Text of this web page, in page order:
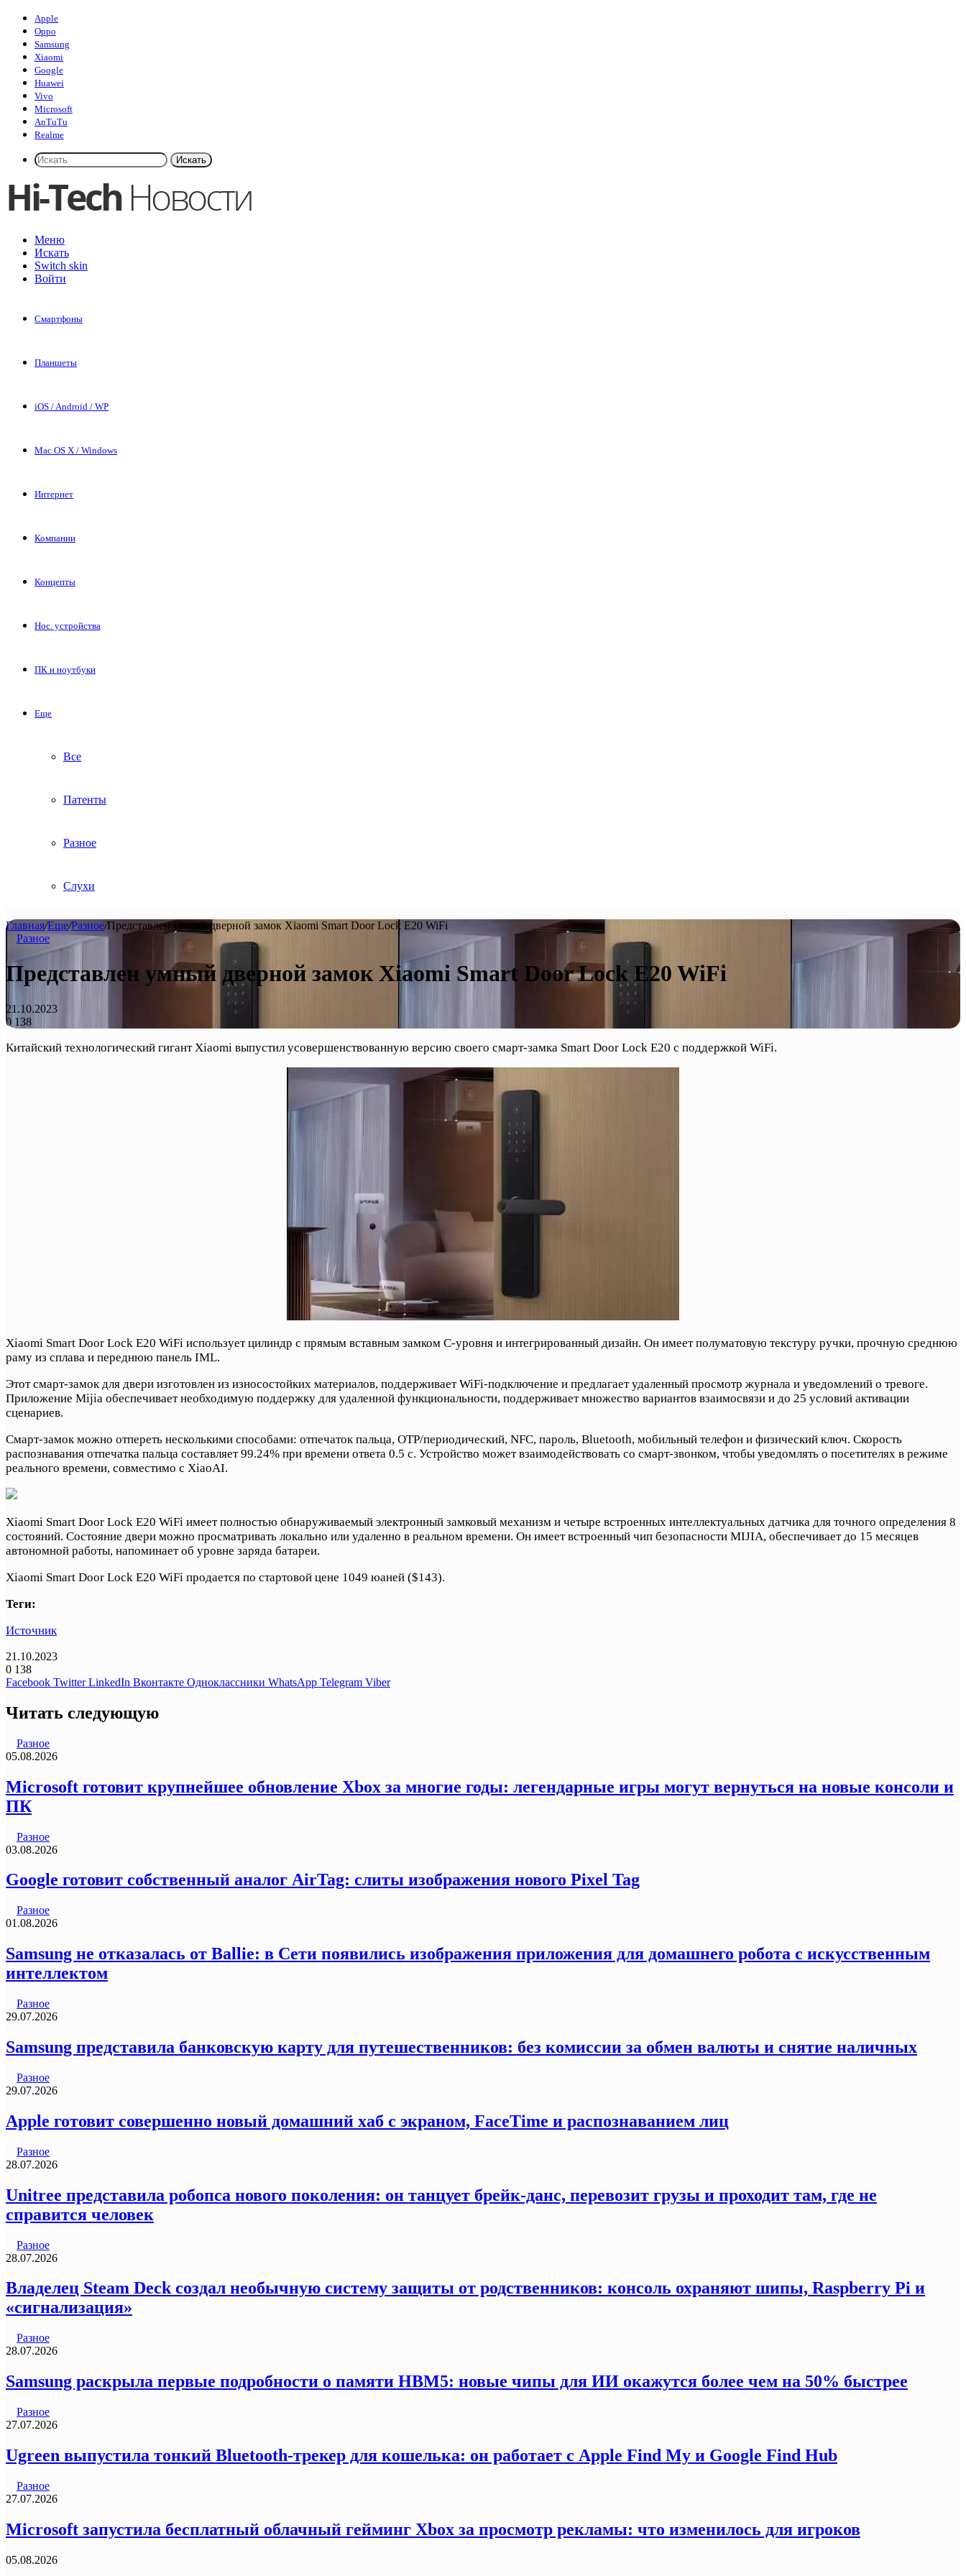
Apple
Oppo
Samsung
Xiaomi
Google
Huawei
Vivo
Microsoft
AnTuTu
Realme
Искать
Меню
Искать
Switch skin
Войти
Смартфоны
Планшеты
iOS / Android / WP
Mac OS X / Windows
Интернет
Компании
Концепты
Нос. устройства
ПК и ноутбуки
Еще
Все
Патенты
Разное
Слухи
Главная/Еще/Разное/Представлен умный дверной замок Xiaomi Smart Door Lock E20 WiFi
Разное
Представлен умный дверной замок Xiaomi Smart Door Lock E20 WiFi
21.10.2023
0 138
Китайский технологический гигант Xiaomi выпустил усовершенствованную версию своего смарт-замка Smart Door Lock E20 с поддержкой WiFi.
Xiaomi Smart Door Lock E20 WiFi использует цилиндр с прямым вставным замком C-уровня и интегрированный дизайн. Он имеет полуматовую текстуру ручки, прочную среднюю
раму из сплава и переднюю панель IML.
Этот смарт-замок для двери изготовлен из износостойких материалов, поддерживает WiFi-подключение и предлагает удаленный просмотр журнала и уведомлений о тревоге.
Приложение Mijia обеспечивает необходимую поддержку для удаленной функциональности, поддерживает множество вариантов взаимосвязи и до 25 условий активации
сценариев.
Смарт-замок можно отпереть несколькими способами: отпечаток пальца, OTP/периодический, NFC, пароль, Bluetooth, мобильный телефон и физический ключ. Скорость
распознавания отпечатка пальца составляет 99.24% при времени ответа 0.5 с. Устройство может взаимодействовать со смарт-звонком, чтобы уведомлять о посетителях в режиме
реального времени, совместимо с XiaoAI.
Xiaomi Smart Door Lock E20 WiFi имеет полностью обнаруживаемый электронный замковый механизм и четыре встроенных интеллектуальных датчика для точного определения 8
состояний. Состояние двери можно просматривать локально или удаленно в реальном времени. Он имеет встроенный чип безопасности MIJIA, обеспечивает до 15 месяцев
автономной работы, напоминает об уровне заряда батареи.
Xiaomi Smart Door Lock E20 WiFi продается по стартовой цене 1049 юаней ($143).
Теги:
Источник
21.10.2023
0 138
Facebook Twitter LinkedIn Вконтакте Одноклассники WhatsApp Telegram Viber
Читать следующую
Разное
05.08.2026
Microsoft готовит крупнейшее обновление Xbox за многие годы: легендарные игры могут вернуться на новые консоли и
ПК
Разное
03.08.2026
Google готовит собственный аналог AirTag: слиты изображения нового Pixel Tag
Разное
01.08.2026
Samsung не отказалась от Ballie: в Сети появились изображения приложения для домашнего робота с искусственным
интеллектом
Разное
29.07.2026
Samsung представила банковскую карту для путешественников: без комиссии за обмен валюты и снятие наличных
Разное
29.07.2026
Apple готовит совершенно новый домашний хаб с экраном, FaceTime и распознаванием лиц
Разное
28.07.2026
Unitree представила робопса нового поколения: он танцует брейк-данс, перевозит грузы и проходит там, где не
справится человек
Разное
28.07.2026
Владелец Steam Deck создал необычную систему защиты от родственников: консоль охраняют шипы, Raspberry Pi и
«сигнализация»
Разное
28.07.2026
Samsung раскрыла первые подробности о памяти HBM5: новые чипы для ИИ окажутся более чем на 50% быстрее
Разное
27.07.2026
Ugreen выпустила тонкий Bluetooth-трекер для кошелька: он работает с Apple Find My и Google Find Hub
Разное
27.07.2026
Microsoft запустила бесплатный облачный гейминг Xbox за просмотр рекламы: что изменилось для игроков
05.08.2026